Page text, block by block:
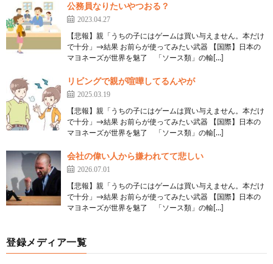
公務員なりたいやつおる？
2023.04.27
【悲報】親「うちの子にはゲームは買い与えません。本だけ
で十分」→結果 お前らが使ってみたい武器 【国際】日本の
マヨネーズが世界を魅了 「ソース類」の輸[…]
リビングで親が喧嘩してるんやが
2025.03.19
【悲報】親「うちの子にはゲームは買い与えません。本だけ
で十分」→結果 お前らが使ってみたい武器 【国際】日本の
マヨネーズが世界を魅了 「ソース類」の輸[…]
会社の偉い人から嫌われてて悲しい
2026.07.01
【悲報】親「うちの子にはゲームは買い与えません。本だけ
で十分」→結果 お前らが使ってみたい武器 【国際】日本の
マヨネーズが世界を魅了 「ソース類」の輸[…]
登録メディア一覧